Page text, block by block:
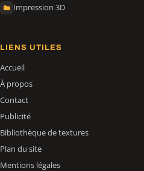
Impression 3D
LIENS UTILES
Accueil
À propos
Contact
Publicité
Bibliothèque de textures
Plan du site
Mentions légales